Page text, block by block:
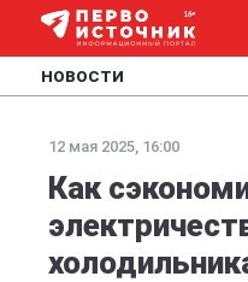
НОВОСТИ
12 мая 2025, 16:00
Как